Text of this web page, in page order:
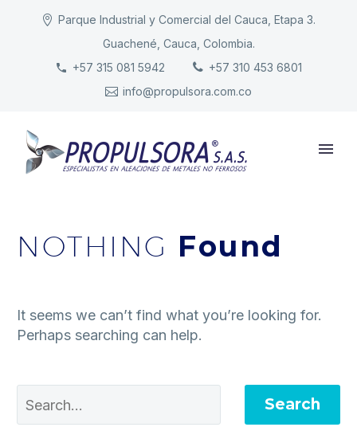
Parque Industrial y Comercial del Cauca, Etapa 3.
Guachené, Cauca, Colombia.
+57 315 081 5942
+57 310 453 6801
info@propulsora.com.co
INICIO
PRODUCTOS
NOTHING Found
It seems we can’t find what you’re looking for.
Perhaps searching can help.
Search